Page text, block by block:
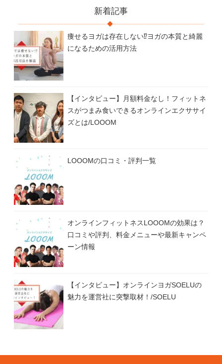
新着記事
痩せるヨガは存在しない⁉ヨガの本質と綺麗
になるための活用方法
【インタビュー】月額料金なし！フィットネ
スがつまみ食いできるオンラインエクササイ
ズとは/LOOOM
LOOOMの口コミ・評判一覧
オンラインフィットネスLOOOMの効果は？
口コミや評判、料金メニューや最新キャンペ
ーン情報
【インタビュー】オンラインヨガSOELUの
魅力を運営社に突撃取材！/SOELU